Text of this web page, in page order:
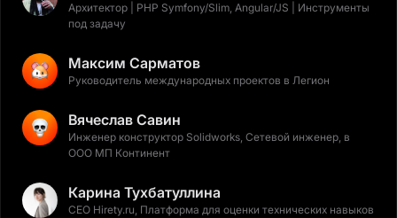
Архитектор | PHP Symfony/Slim, Angular/JS | Инструменты
под задачу
Максим Сарматов
Руководитель международных проектов в Легион
Вячеслав Савин
Инженер конструктор Solidworks, Сетевой инженер, в
ООО МП Континент
Карина Тухбатуллина
CEO Hirety.ru, Платформа для оценки технических навыков